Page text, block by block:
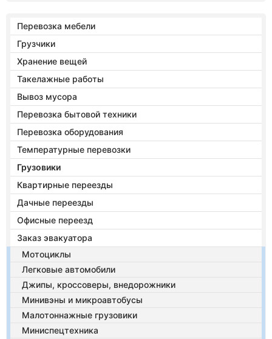
Перевозка мебели
Грузчики
Хранение вещей
Такелажные работы
Вывоз мусора
Перевозка бытовой техники
Перевозка оборудования
Температурные перевозки
Грузовики
Квартирные переезды
Дачные переезды
Офисные переезд
Заказ эвакуатора
Мотоциклы
Легковые автомобили
Джипы, кроссоверы, внедорожники
Минивэны и микроавтобусы
Малотоннажные грузовики
Миниспецтехника